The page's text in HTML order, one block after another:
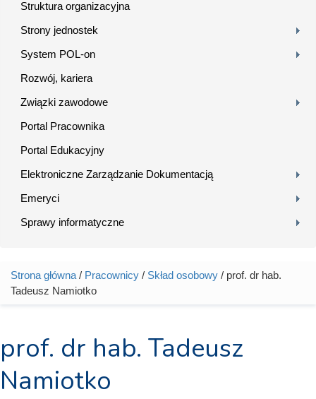
Struktura organizacyjna
Strony jednostek
System POL-on
Rozwój, kariera
Związki zawodowe
Portal Pracownika
Portal Edukacyjny
Elektroniczne Zarządzanie Dokumentacją
Emeryci
Sprawy informatyczne
Jesteś tutaj
Strona główna / Pracownicy / Skład osobowy / prof. dr hab.
Tadeusz Namiotko
prof. dr hab. Tadeusz
Namiotko